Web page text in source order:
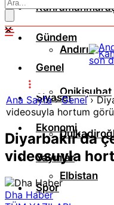
Andırın
Onikişubat
Elbistan
Gündem
Genel
Siyaset
Ekonomi
Yayınlar
Spor
Ana Sayfa›Genel›
videosuyla hortum
Diyarbakır’da
videosuyla
Dha Haber